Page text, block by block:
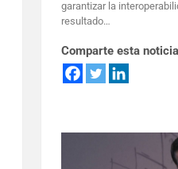
garantizar la
resultado…
Comparte esta